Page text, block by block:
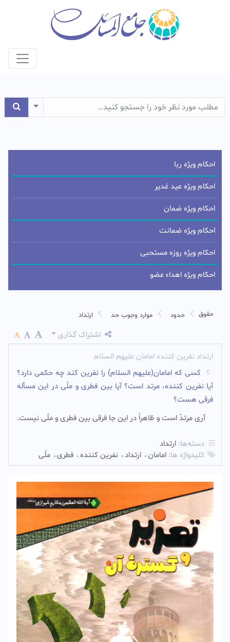
حقوق حدود موارد وجوب حد ارتداد
اشتراک گذاری
ارتداد نفرین کننده امامان علیهم السلام
کسى که امامان(علیهم السلام) را نفرین کند چه حکمى دارد؟
آیا نفرین کننده، مرتد است؟ آیا بین فطرى و ملّى در این مسأله
فرقى هست؟
آرى مرتدّ است و ظاهراً در این جا فرقى بین فطرى و ملّى نیست.‌
دسته‌ها: ارتداد
کلیدواژه ها: امامان ارتداد نفرين کننده فطرى ملّى
احکام ویژه ربا
احکام ویژه عید غدیر
احکام ویژه ضمان
احکام ویژه ضمانت
احکام ویژه روزه مستحبی
احکام ویژه اهداء عضو